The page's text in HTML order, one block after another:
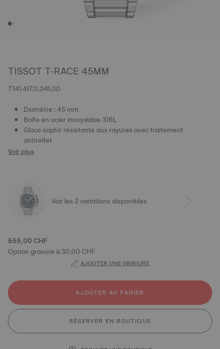
TISSOT T-RACE 45MM
T141.417.11.041.00
Diamètre : 45 mm
Boîte en acier inoxydable 316L
Glace saphir résistante aux rayures avec traitement
antireflet
Voir plus
Voir les 2 variations disponibles
555,00 CHF
Option gravure à 30,00 CHF
AJOUTER UNE GRAVURE
AJOUTER AU PANIER
RÉSERVER EN BOUTIQUE